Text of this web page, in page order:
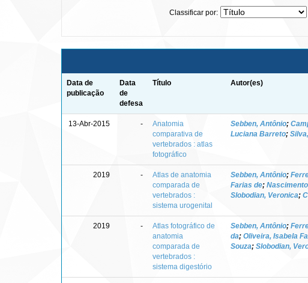
Classificar por:
Data de
publicação
Data
de
defesa
Título Autor(es)
13-Abr-2015 -
Anatomia
comparativa de
vertebrados : atlas
fotográfico
Sebben, Antônio;
Luciana Barreto;
2019 -
Atlas de anatomia
comparada de
vertebrados :
sistema urogenital
Sebben, Antônio;
Farias de;
Slobodian, Veronica;
2019 -
Atlas fotográfico de
anatomia
comparada de
vertebrados :
sistema digestório
Sebben, Antônio;
da; Oliveira, Isabela
Souza; Slobodian,